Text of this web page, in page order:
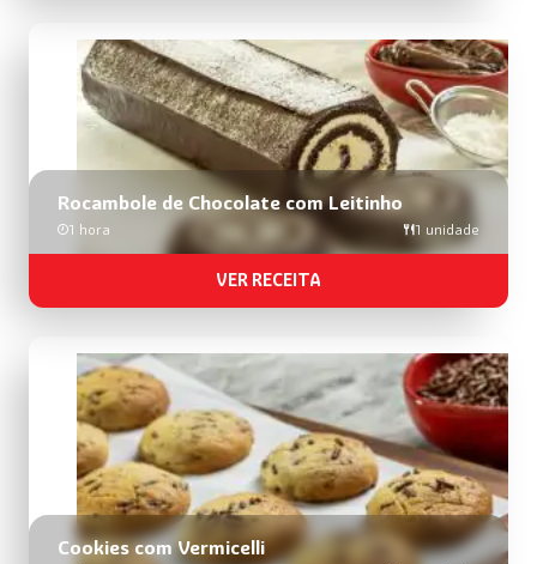
Rocambole de Chocolate com Leitinho
1 hora 1 unidade
VER RECEITA
Cookies com Vermicelli